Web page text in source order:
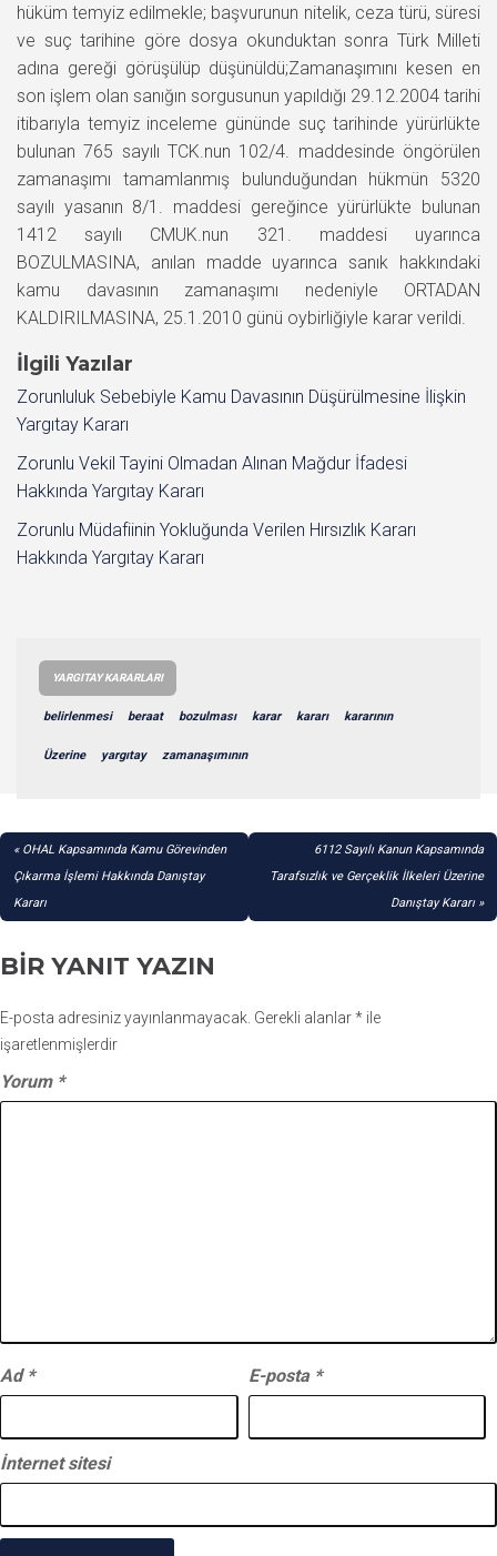
hüküm temyiz edilmekle; başvurunun nitelik, ceza türü, süresi
ve suç tarihine göre dosya okunduktan sonra Türk Milleti
adına gereği görüşülüp düşünüldü;Zamanaşımını kesen en
son işlem olan sanığın sorgusunun yapıldığı 29.12.2004 tarihi
itibarıyla temyiz inceleme gününde suç tarihinde yürürlükte
bulunan 765 sayılı TCK.nun 102/4. maddesinde öngörülen
zamanaşımı tamamlanmış bulunduğundan hükmün 5320
sayılı yasanın 8/1. maddesi gereğince yürürlükte bulunan
1412 sayılı CMUK.nun 321. maddesi uyarınca
BOZULMASINA, anılan madde uyarınca sanık hakkındaki
kamu davasının zamanaşımı nedeniyle ORTADAN
KALDIRILMASINA, 25.1.2010 günü oybirliğiyle karar verildi.
İlgili Yazılar
Zorunluluk Sebebiyle Kamu Davasının Düşürülmesine İlişkin
Yargıtay Kararı
Zorunlu Vekil Tayini Olmadan Alınan Mağdur İfadesi
Hakkında Yargıtay Kararı
Zorunlu Müdafiinin Yokluğunda Verilen Hırsızlık Kararı
Hakkında Yargıtay Kararı
YARGITAY KARARLARI
belirlenmesi beraat bozulması karar kararı kararının
Üzerine yargıtay zamanaşımının
YAZI
GEZINMESI
OHAL Kapsamında Kamu Görevinden
Çıkarma İşlemi Hakkında Danıştay
Kararı
6112 Sayılı Kanun Kapsamında
Tarafsızlık ve Gerçeklik İlkeleri Üzerine
Danıştay Kararı
BIR YANIT YAZIN
E-posta adresiniz yayınlanmayacak. Gerekli alanlar* ile
işaretlenmişlerdir
Yorum *
Ad * E-posta *
İnternet sitesi